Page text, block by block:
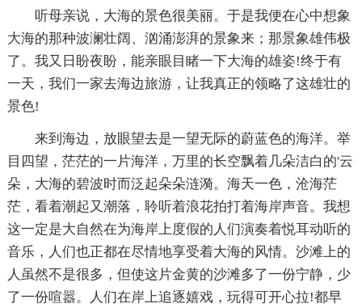
听母亲说，大海的景色很美丽。于是我便在心中想象
大海的那种波澜壮阔、汹涌澎湃的景象来；那景象雄伟极
了。我又日盼夜盼，能亲眼目睹一下大海的雄姿!终于有
一天，我们一家去海边旅游，让我真正的领略了这雄壮的
景色!
来到海边，放眼望去是一望无际的蔚蓝色的海洋。举
目四望，茫茫的一片海洋，万里的长空飘着几朵洁白的'云
朵，大海的碧波时而泛起朵朵涟漪。海天一色，沧海茫
茫，看着潮起又潮落，聆听着浪花拍打着海岸声音。我想
这一定是大自然在为海岸上度假的人们演奏着悦耳动听的
音乐，人们也正都在尽情地享受着大海的风情。沙滩上的
人虽然不是很多，但使这片金黄的沙滩多了一份宁静，少
了一份喧嚣。人们在岸上追逐嬉戏，玩得可开心拉!都早